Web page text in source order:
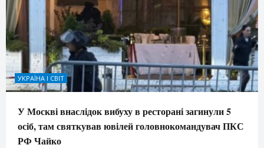
УКРАЇНА І СВІТ
У Москві внаслідок вибуху в ресторані загинули 5
осіб, там святкував ювілей головнокомандувач ПКС
РФ Чайко